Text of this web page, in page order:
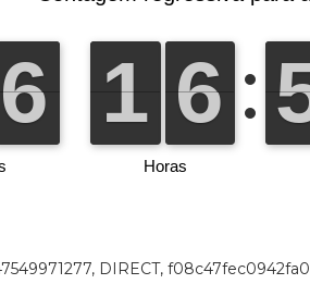
DIRECT, f08c47fec0942fa0